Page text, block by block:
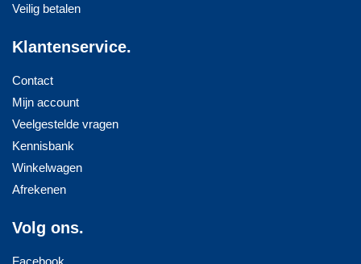
Veilig betalen
Klantenservice.
Contact
Mijn account
Veelgestelde vragen
Kennisbank
Winkelwagen
Afrekenen
Volg ons.
Facebook